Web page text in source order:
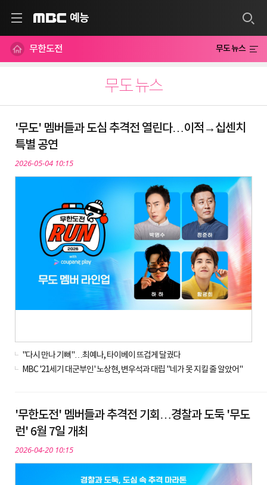
예능
무한도전 무도 뉴스
무도 뉴스
'무도' 멤버들과 도심 추격전 열린다…이적→십센치
특별 공연
2026-05-04 10:15
"다시 만나 기뻐"…최예나, 타이베이 뜨겁게 달궜다
MBC '21세기 대군부인' 노상현, 변우석과 대립 "네가 못 지킬 줄 알았어"
'무한도전' 멤버들과 추격전 기회…경찰과 도둑 '무도
런' 6월 7일 개최
2026-04-20 10:15